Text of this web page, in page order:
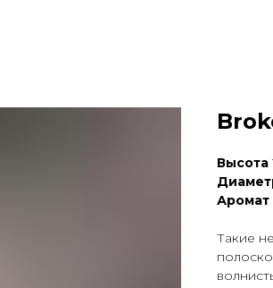
Высота
Аромат
Такие